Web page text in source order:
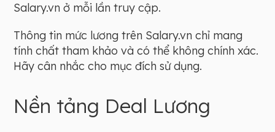
Salary.vn ở mỗi lần truy cập.
Thông tin mức lương trên Salary.vn chỉ mang
tính chất tham khảo và có thể không chính xác.
Hãy cân nhắc cho mục đích sử dụng.
Nền tảng Deal Lương